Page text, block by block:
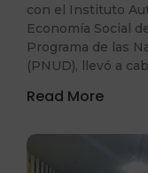
con el Instituto
Economía Social
Programa de las
(PNUD), llevó a
Read More